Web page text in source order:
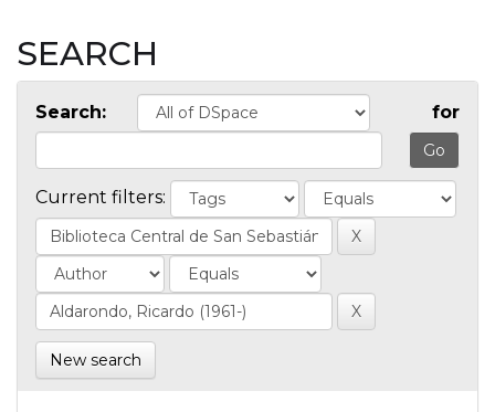
SEARCH
Search: for
Current filters:
New search